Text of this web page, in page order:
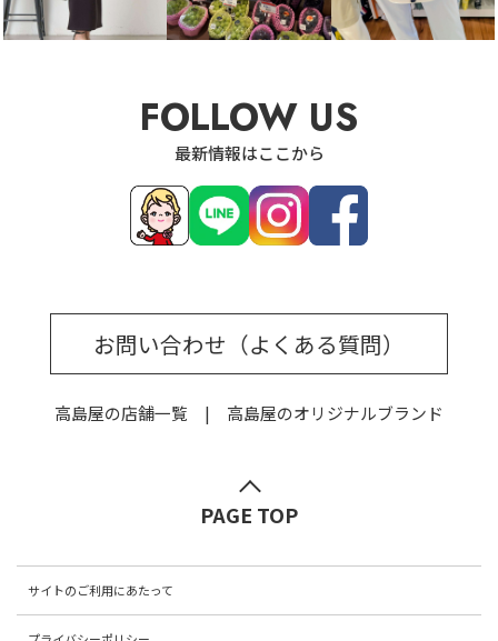
FOLLOW US
最新情報はここから
お問い合わせ（よくある質問）
高島屋の店舗一覧 高島屋のオリジナルブランド
PAGE TOP
サイトのご利用にあたって